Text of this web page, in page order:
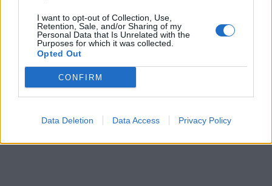
I want to opt-out of Collection, Use,
Retention, Sale, and/or Sharing of my
Personal Data that Is Unrelated with the
Purposes for which it was collected.
Opted Out
CONFIRM
Data Deletion Data Access Privacy Policy